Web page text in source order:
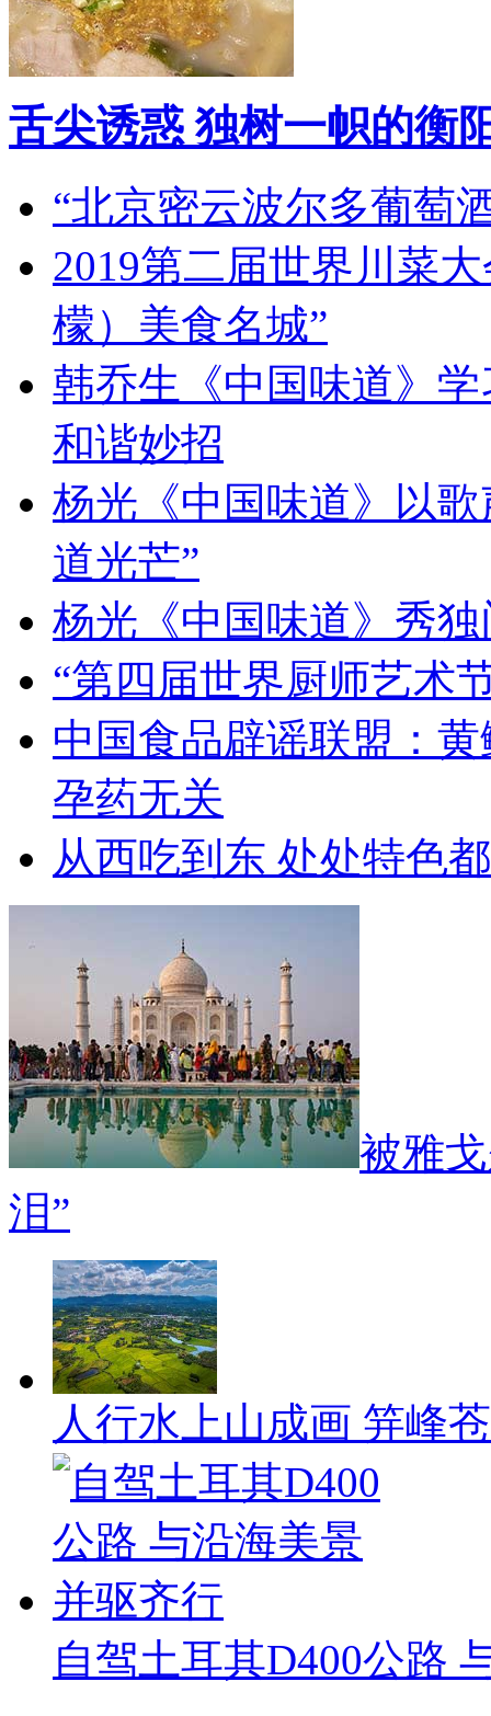
舌尖诱惑 独树一帜的衡
“北京密云波尔多葡萄
2019第二届世界川菜
檬）美食名城”
韩乔生《中国味道》
和谐妙招
杨光《中国味道》以
道光芒”
杨光《中国味道》秀
“第四届世界厨师艺术
中国食品辟谣联盟：
孕药无关
从西吃到东 处处特色
被雅
泪”
人行水上山成画 笄峰
自驾土耳其D400公路